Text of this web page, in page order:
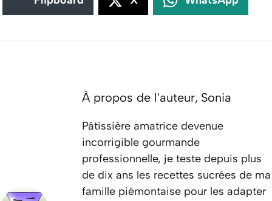
À propos de l'auteur, Sonia
Pâtissière amatrice devenue
incorrigible gourmande
professionnelle, je teste depuis plus
de dix ans les recettes sucrées de ma
famille piémontaise pour les adapter